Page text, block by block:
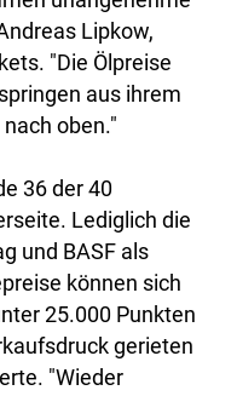
Lipkow,
"Die Ölpreise
aus ihrem
oben."
36 der 40
Lediglich die
und BASF als
können sich
25.000 Punkten
gerieten
"Wieder